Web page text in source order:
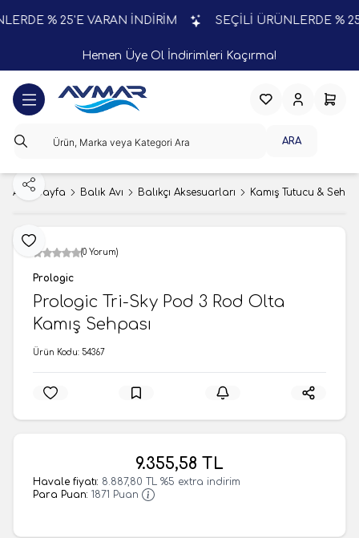
% 25'E VARAN İNDİRİM SEÇİLİ ÜRÜNLERDE %
Hemen Üye Ol İndirimleri Kaçırma!
ARA
FavorilerimHesabım
Ana Sayfa Balık Avı Balıkçı Aksesuarları Kamış Tutucu &
Favoriye Ekle
Paylaş
(0 Yorum)
Prologic
Prologic Tri-Sky Pod 3 Rod Olta
Kamış Sehpası
Ürün Kodu: 54367
9.355,58 TL
Havale fiyatı: 8.887,80 TL %5 extra indirim
Para Puan: 1871 Puan